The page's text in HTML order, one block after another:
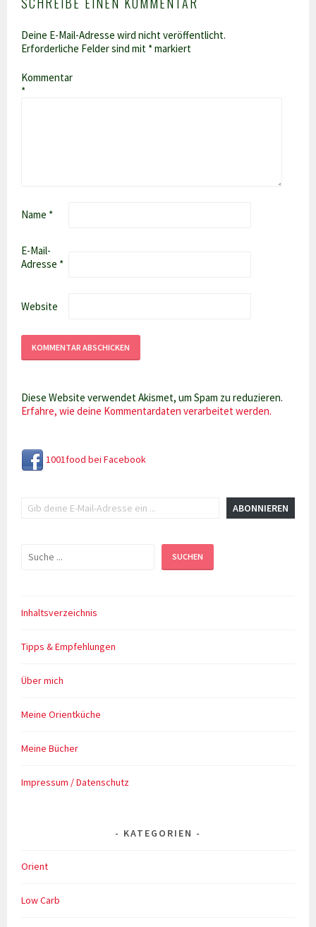
Deine E-Mail-Adresse wird nicht veröffentlicht.
Erforderliche Felder sind mit *markiert
Kommentar
*
Name *
E-Mail-
Adresse *
Website
Diese Website verwendet Akismet, um Spam zu reduzieren.
Erfahre, wie deine Kommentardaten verarbeitet werden.
1001food bei Facebook
ABONNIEREN
Suchen SUCHEN
Inhaltsverzeichnis
Tipps & Empfehlungen
Über mich
Meine Orientküche
Meine Bücher
Impressum / Datenschutz
KATEGORIEN
Orient
Low Carb